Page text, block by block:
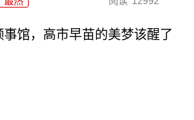
馆，高市早苗的美梦该醒了